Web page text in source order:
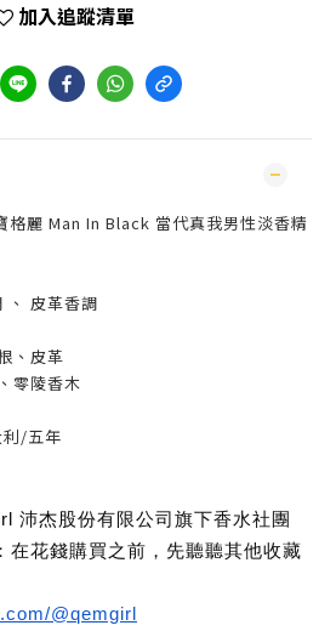
加入追蹤清單
格麗 Man In Black 當代真我男性淡香精
、 皮革香調
、皮革
零陵香木
利/五年
沛杰股份有限公司旗下香水社團
在花錢購買之前，先聽聽其他收藏
@qemgirl